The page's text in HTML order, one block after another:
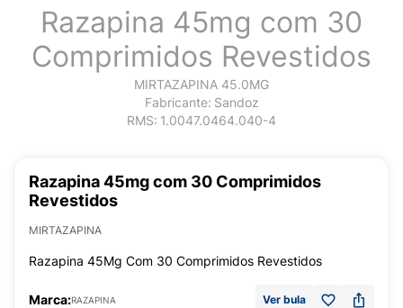
Razapina 45mg com 30
Comprimidos Revestidos
MIRTAZAPINA 45.0MG
Fabricante: Sandoz
RMS: 1.0047.0464.040-4
Razapina 45mg com 30 Comprimidos
Revestidos
MIRTAZAPINA
Razapina 45Mg Com 30 Comprimidos Revestidos
Marca:RAZAPINA Ver bula